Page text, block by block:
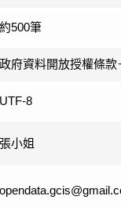
約500筆
政府資料開放授權條款
UTF-8
張小姐